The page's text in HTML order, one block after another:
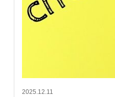
2025.12.11